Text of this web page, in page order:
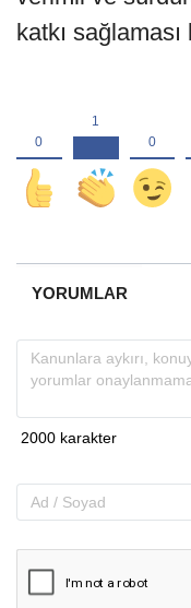
katkı
YORUMLAR